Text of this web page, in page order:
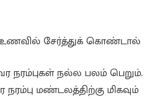
உணவில் சேர்த்துக் கொண்டால்
நரம்புகள் நல்ல பலம் பெறும்.
மண்டலத்திற்கு மிகவும்